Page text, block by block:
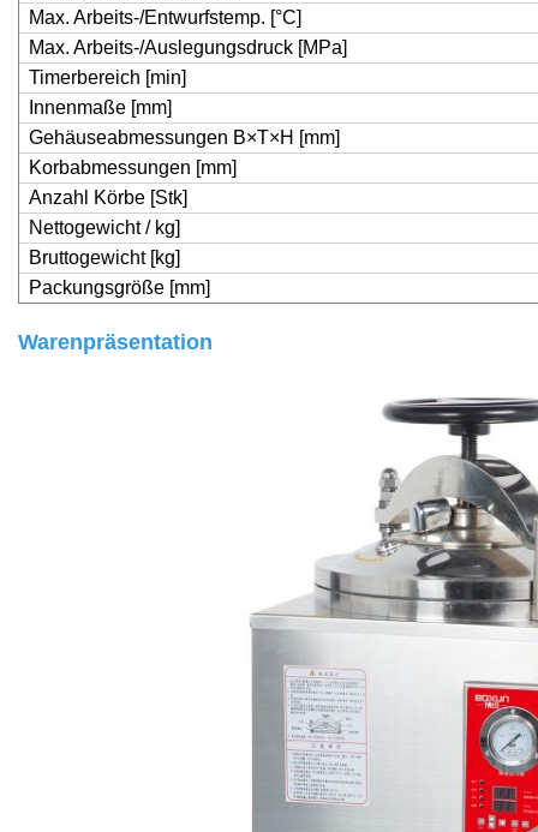
Max. Arbeits-/Entwurfstemp. [°C]
Max. Arbeits-/Auslegungsdruck [MPa]
Timerbereich [min]
Innenmaße [mm]
Gehäuseabmessungen B×T×H [mm]
Korbabmessungen [mm]
Anzahl Körbe [Stk]
Nettogewicht / kg]
Bruttogewicht [kg]
Packungsgröße [mm]
Warenpräsentation